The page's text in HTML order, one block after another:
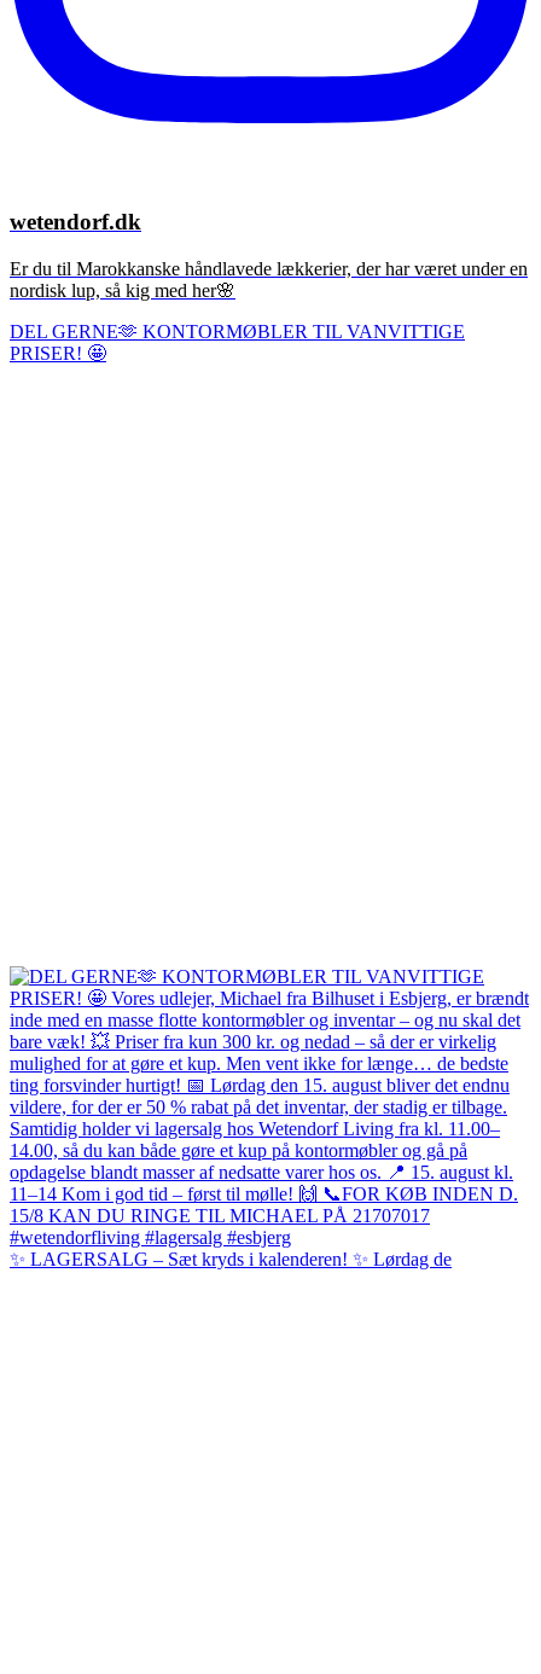
wetendorf.dk
Er du til Marokkanske håndlavede lækkerier, der har været under en
nordisk lup, så kig med her🌸
DEL GERNE🫶 KONTORMØBLER TIL VANVITTIGE
PRISER! 🤩
✨ LAGERSALG – Sæt kryds i kalenderen! ✨ Lørdag de